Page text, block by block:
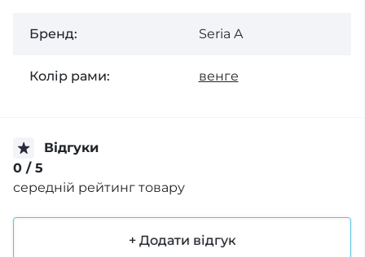
Бренд: Seria A
Колір рами: венге
Відгуки
0 / 5
середній рейтинг товару
+ Додати відгук